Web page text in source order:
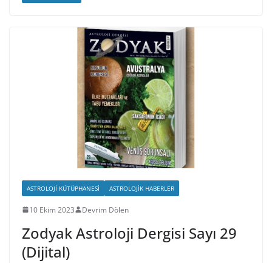
ASTROLOJI KÜTÜPHANESI ASTROLOJIK HABERLER
10 Ekim 2023 Devrim Dölen
Zodyak Astroloji Dergisi Sayı 29
(Dijital)